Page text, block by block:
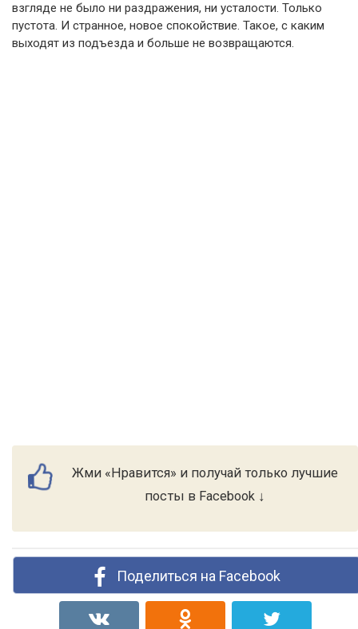
взгляде не было ни раздражения, ни усталости. Только
пустота. И странное, новое спокойствие. Такое, с каким
выходят из подъезда и больше не возвращаются.
Жми «Нравится» и получай только лучшие
посты в Facebook ↓
Поделиться на Facebook